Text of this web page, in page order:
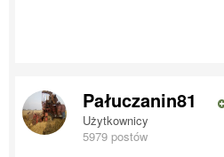
Pałuczanin81
Użytkownicy
5979 postów